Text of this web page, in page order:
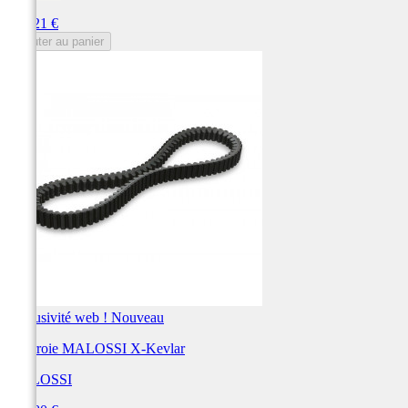
161,21 €
Ajouter au panier
Exclusivité web ! Nouveau
Courroie MALOSSI X-Kevlar
MALOSSI